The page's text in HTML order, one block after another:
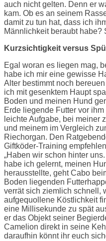
auch nicht gelten. Denn er
kam. Ob es an seinem
damit zu tun hat, dass ich
Männlichkeit beraubt habe?
Kurzsichtigkeit versus
Egal woran es liegen mag,
habe ich mir eine gewisse
Alter bestimmt noch
ich mit gesenktem Haupt
Boden und meinen Hund
Erde liegende Futter vor
leichte Aufgabe, bei meiner
und meinem im Vergleich
Riechorgan. Den
Giftköder-Training
„Haben wir schon hinter
habe ich gelernt, meinen
herausstellte, geht Cabo
Boden liegenden
verrät sich ziemlich schnell,
aufgequollene Köstlichkeit
eine Millisekunde zu spät
er das Objekt seiner
Camelion direkt in seine
daraufhin könnt ihr euch